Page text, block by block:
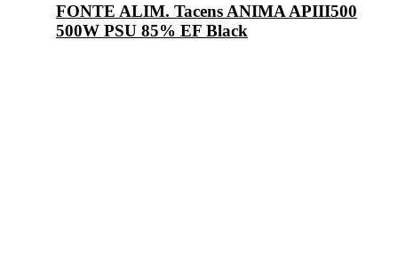
FONTE ALIM. Tacens ANIMA APIII500
500W PSU 85% EF Black